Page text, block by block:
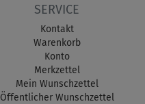
SERVICE
Kontakt
Warenkorb
Konto
Merkzettel
Mein Wunschzettel
Öffentlicher Wunschzettel